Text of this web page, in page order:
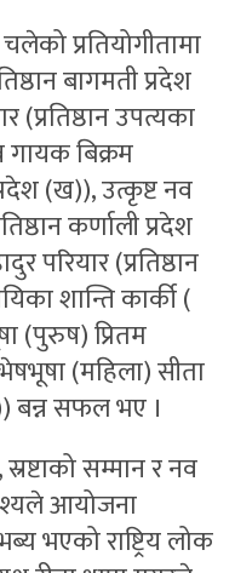
प्रतियोगीतामा
बागमती प्रदेश
उपत्यका
बिक्रम
(ख)), उत्कृष्ट नव
कर्णाली प्रदेश
(प्रतिष्ठान
शान्ति कार्की (
(पुरुष) प्रितम
(महिला) सीता
बन्न सफल भए ।
सम्मान र नव
आयोजना
भएको राष्ट्रिय लोक